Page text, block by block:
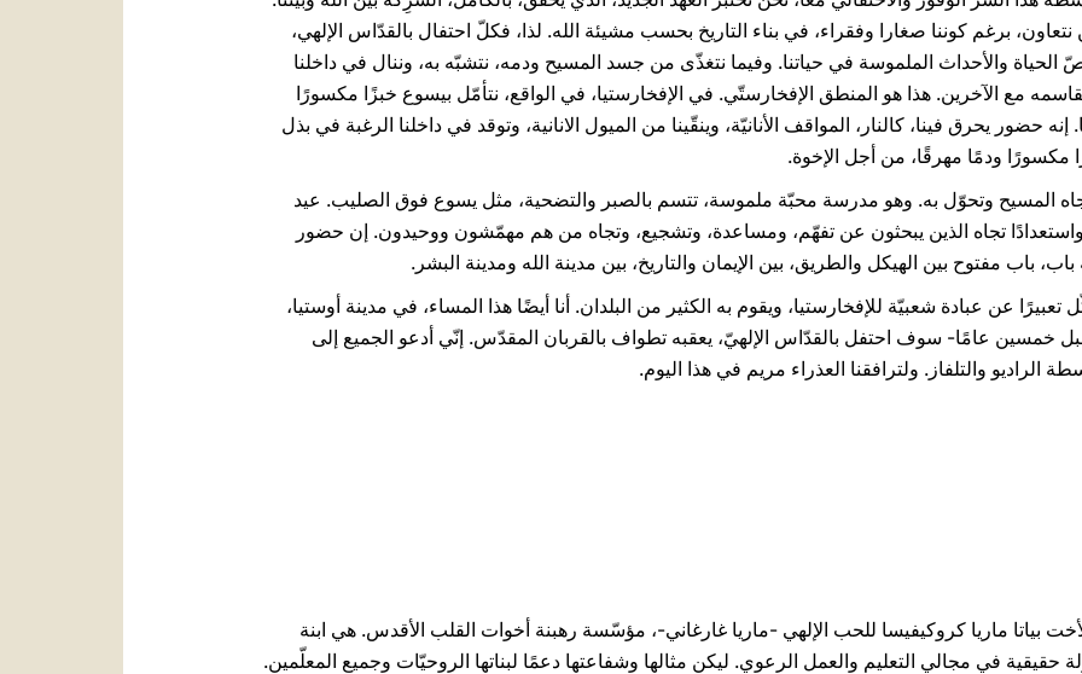
برغم كوننا صغارا وفقراء، في بناء التاريخ بحسب مشيئة الله. لذا، فكلّ احتفال بالقدّاس الإلهي،
والأحداث الملموسة في حياتنا. وفيما نتغذّى من جسد المسيح ودمه، نتشبّه به، وننال في داخلنا
مع الآخرين. هذا هو المنطق الإفخارستّي. في الإفخارستيا، في الواقع، نتأمّل بيسوع خبزًا مكسورًا
يحرق فينا، كالنار، المواقف الأنانيّة، وينقّينا من الميول الانانية، وتوقد في داخلنا الرغبة في بذل
مكسورًا ودمًا مهرقًا، من أجل الإخوة.
المسيح وتحوّل به. وهو مدرسة محبّة ملموسة، تتسم بالصبر والتضحية، مثل يسوع فوق الصليب. عيد
واستعدادًا تجاه الذين يبحثون عن تفهّم، ومساعدة، وتشجيع، وتجاه من هم مهمّشون ووحيدون. إن حضور
باب مفتوح بين الهيكل والطريق، بين الإيمان والتاريخ، بين مدينة الله ومدينة البشر.
عن عبادة شعبيّة للإفخارستيا، ويقوم به الكثير من البلدان. أنا أيضًا هذا المساء، في مدينة أوستيا،
خمسين عامًا- سوف احتفل بالقدّاس الإلهيّ، يعقبه تطواف بالقربان المقدّس. إنّي أدعو الجميع إلى
والتلفاز. ولترافقنا العذراء مريم في هذا اليوم.
بياتا ماريا كروكيفيسا للحب الإلهي -ماريا غارغاني-، مؤسّسة رهبنة أخوات القلب الأقدس. هي ابنة
في مجالي التعليم والعمل الرعوي. ليكن مثالها وشفاعتها دعمًا لبناتها الروحيّات وجميع المعلّمين.